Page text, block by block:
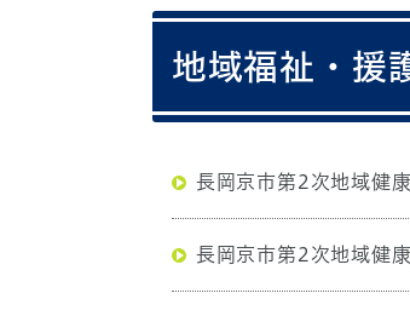
地域福祉・援
長岡京市第2次地域健
長岡京市第2次地域健